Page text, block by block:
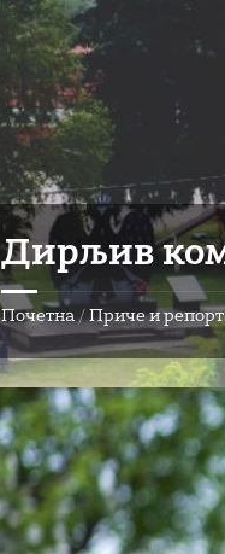
Дирљив
Почетна /Приче и